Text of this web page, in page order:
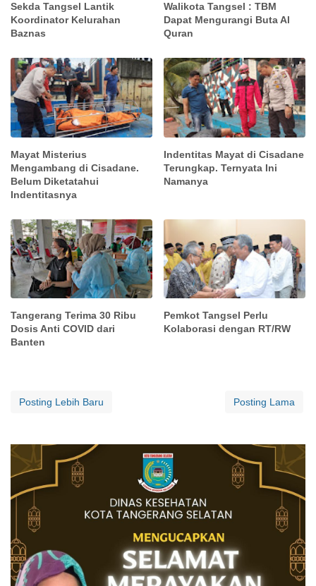
Sekda Tangsel Lantik
Koordinator Kelurahan
Baznas
Walikota Tangsel : TBM
Dapat Mengurangi Buta Al
Quran
Mayat Misterius
Mengambang di Cisadane.
Belum Diketatahui
Indentitasnya
Indentitas Mayat di Cisadane
Terungkap. Ternyata Ini
Namanya
Tangerang Terima 30 Ribu
Dosis Anti COVID dari
Banten
Pemkot Tangsel Perlu
Kolaborasi dengan RT/RW
Posting Lebih Baru Posting Lama